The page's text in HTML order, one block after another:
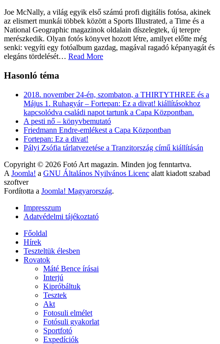
Joe McNally, a világ egyik első számú profi digitális fotósa, akinek
az elismert munkái többek között a Sports Illustrated, a Time és a
National Geographic magazinok oldalain díszelegtek, új terepre
merészkedik. Olyan fotós könyvet hozott létre, amilyet előtte még
senki: vegyíti egy fotóalbum gazdag, magával ragadó képanyagát és
elegáns tördelését… Read More
Hasonló téma
2018. november 24-én, szombaton, a THIRTYTHREE és a
Május 1. Ruhagyár – Fortepan: Ez a divat! kiállításokhoz
kapcsolódva családi napot tartunk a Capa Központban.
A pesti nő – könyvbemutató
Friedmann Endre-emlékest a Capa Központban
Fortepan: Ez a divat!
Pályi Zsófia tárlatvezetése a Tranzitország című kiállításán
Copyright © 2026 Fotó Art magazin. Minden jog fenntartva.
A Joomla! a GNU Általános Nyilvános Licenc alatt kiadott szabad
szoftver
Fordította a Joomla! Magyarország.
Impresszum
Adatvédelmi tájékoztató
Főoldal
Hírek
Teszteltük élesben
Rovatok
Máté Bence írásai
Interjú
Kipróbáltuk
Tesztek
Akt
Fotosuli elmélet
Fotósuli gyakorlat
Sportfotó
Expedíciók